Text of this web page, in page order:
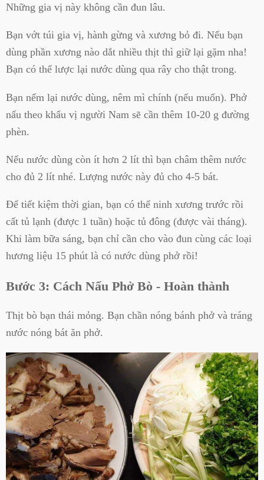
Những gia vị này không cần đun lâu.
Bạn vớt túi gia vị, hành gừng và xương bỏ đi. Nếu bạn
dùng phần xương nào dắt nhiều thịt thì giữ lại gặm nha!
Bạn có thể lược lại nước dùng qua rây cho thật trong.
Bạn nếm lại nước dùng, nêm mì chính (nếu muốn). Phở
nấu theo khẩu vị người Nam sẽ cần thêm 10-20 g đường
phèn.
Nếu nước dùng còn ít hơn 2 lít thì bạn châm thêm nước
cho đủ 2 lít nhé. Lượng nước này đủ cho 4-5 bát.
Để tiết kiệm thời gian, bạn có thể ninh xương trước rồi
cất tủ lạnh (được 1 tuần) hoặc tủ đông (được vài tháng).
Khi làm bữa sáng, bạn chỉ cần cho vào đun cùng các loại
hương liệu 15 phút là có nước dùng phở rồi!
Bước 3: Cách Nấu Phở Bò - Hoàn thành
Thịt bò bạn thái mỏng. Bạn chần nóng bánh phở và tráng
nước nóng bát ăn phở.